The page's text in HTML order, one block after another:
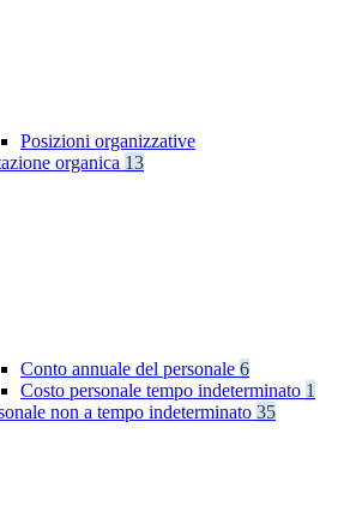
Posizioni organizzative
organica 13
Conto annuale del personale 6
Costo personale tempo indeterminato 1
non a tempo indeterminato 35